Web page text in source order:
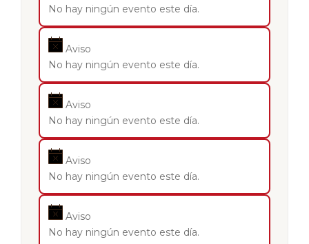
No hay ningún evento este día.
Aviso
No hay ningún evento este día.
Aviso
No hay ningún evento este día.
Aviso
No hay ningún evento este día.
Aviso
No hay ningún evento este día.